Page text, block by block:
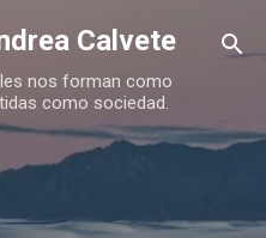
principalCalvete
nos forman como
como sociedad.